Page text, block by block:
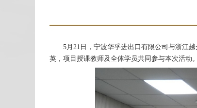
5月21日，宁波华孚进出口有限公司与浙江
英，项目授课教师及全体学员共同参与本次活动。